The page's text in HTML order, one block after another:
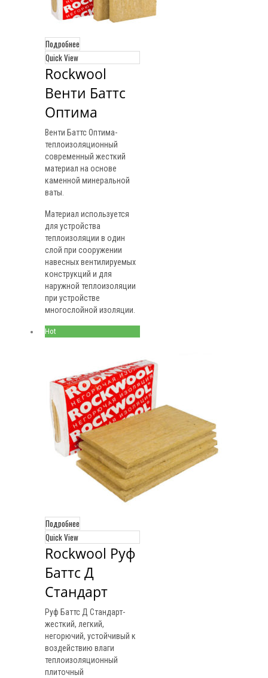
Подробнее
Quick View
Rockwool
Венти Баттс
Оптима
Венти Баттс Оптима-
теплоизоляционный
современный жесткий
материал на основе
каменной минеральной
ваты.
Материал используется
для устройства
теплоизоляции в один
слой при сооружении
навесных вентилируемых
конструкций и для
наружной теплоизоляции
при устройстве
многослойной изоляции.
Hot
Подробнее
Quick View
Rockwool Руф
Баттс Д
Стандарт
Руф Баттс Д Стандарт-
жесткий, легкий,
негорючий, устойчивый к
воздействию влаги
теплоизоляционный
плиточный